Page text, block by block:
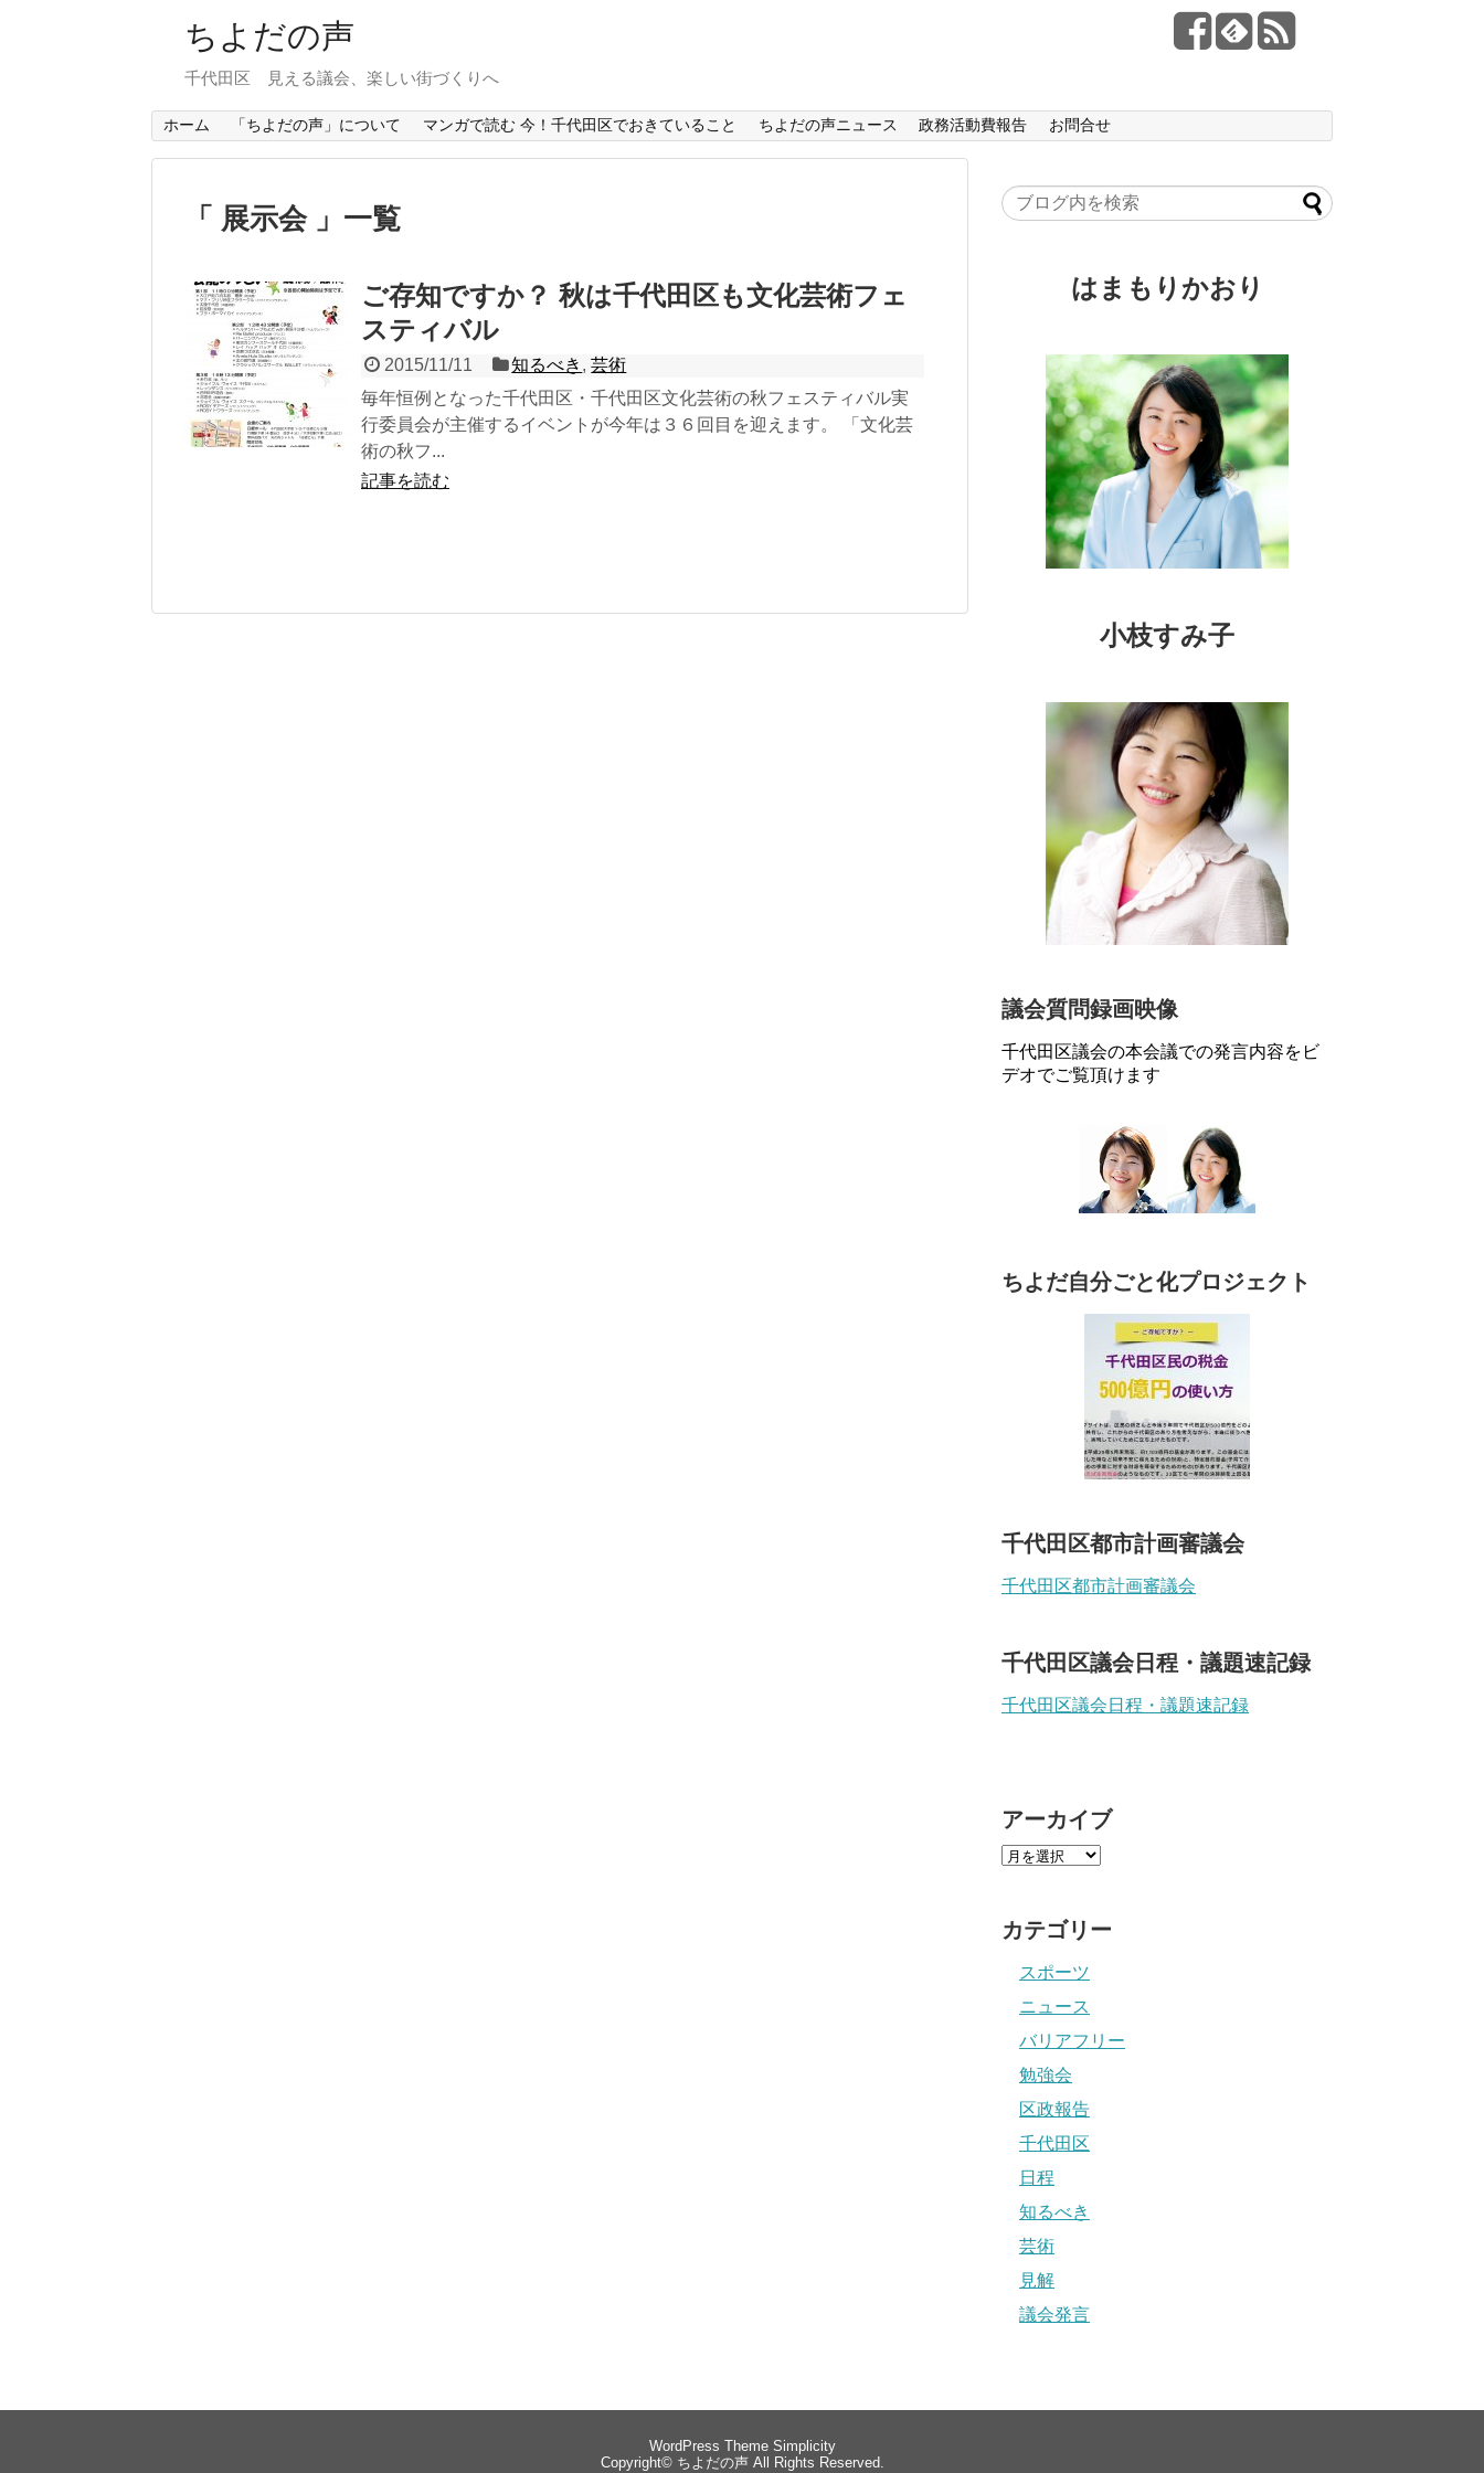
ちよだの声
千代田区 見える議会、楽しい街づくりへ
ホーム 「ちよだの声」について マンガで読む 今！千代田区でおきていること ちよだの声ニュース 政務活動費報告 お問合せ
展示会 一覧
ご存知ですか？ 秋は千代田区も文化芸術フェ
スティバル
2015/11/11 知るべき ,芸術
毎年恒例となった千代田区・千代田区文化芸術の秋フェスティバル実
行委員会が主催するイベントが今年は３６回目を迎えます。 「文化芸
術の秋フ...
記事を読む
はまもりかおり
小枝すみ子
議会質問録画映像
千代田区議会の本会議での発言内容をビ
デオでご覧頂けます
ちよだ自分ごと化プロジェクト
千代田区都市計画審議会
千代田区都市計画審議会
千代田区議会日程・議題速記録
千代田区議会日程・議題速記録
アーカイブ
カテゴリー
スポーツ
ニュース
バリアフリー
勉強会
区政報告
千代田区
日程
知るべき
芸術
見解
議会発言
WordPress Theme Simplicity
Copyright© ちよだの声All Rights Reserved.